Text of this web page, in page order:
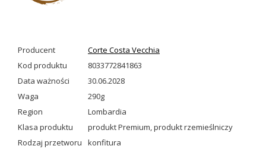
Producent
Corte Costa Vecchia
Kod produktu
8033772841863
Data ważności
30.06.2028
Waga
290g
Region
Lombardia
Klasa produktu
produkt Premium,produkt rzemieślniczy
Rodzaj przetworu
konfitura